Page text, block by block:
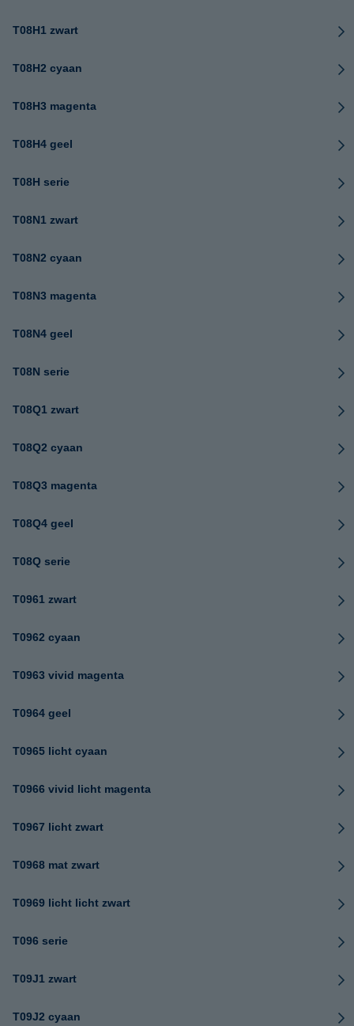
T08H1 zwart
T08H2 cyaan
T08H3 magenta
T08H4 geel
T08H serie
T08N1 zwart
T08N2 cyaan
T08N3 magenta
T08N4 geel
T08N serie
T08Q1 zwart
T08Q2 cyaan
T08Q3 magenta
T08Q4 geel
T08Q serie
T0961 zwart
T0962 cyaan
T0963 vivid magenta
T0964 geel
T0965 licht cyaan
T0966 vivid licht magenta
T0967 licht zwart
T0968 mat zwart
T0969 licht licht zwart
T096 serie
T09J1 zwart
T09J2 cyaan